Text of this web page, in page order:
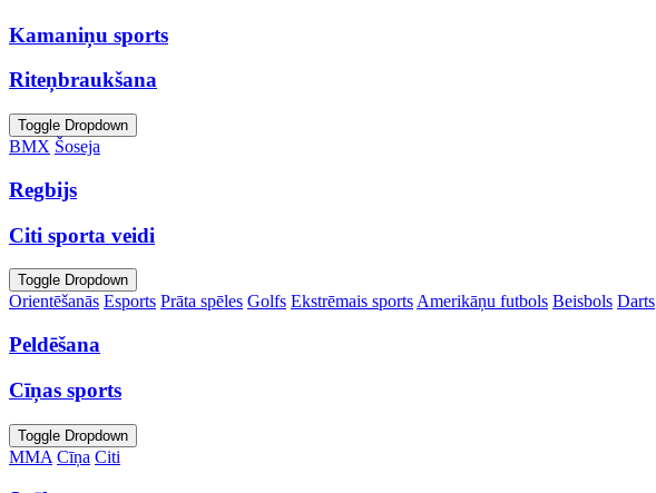
Kamaniņu sports
Riteņbraukšana
Toggle Dropdown
BMX Šoseja
Regbijs
Citi sporta veidi
Toggle Dropdown
Orientēšanās Esports Prāta spēles Golfs Ekstrēmais sports Amerikāņu futbols Beisbols Darts
Peldēšana
Cīņas sports
Toggle Dropdown
MMA Cīņa Citi